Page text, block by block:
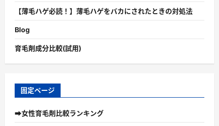
【薄毛ハゲ必読！】薄毛ハゲをバカにされたときの対処法
Blog
育毛剤成分比較(試用)
固定ページ
➡女性育毛剤比較ランキング